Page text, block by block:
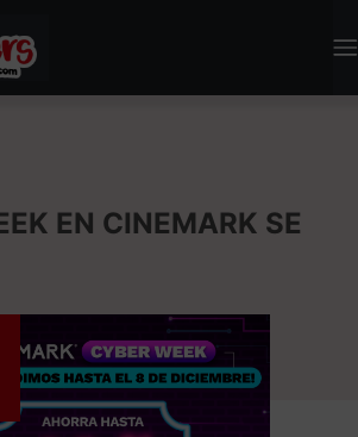
EN CINEMARK SE